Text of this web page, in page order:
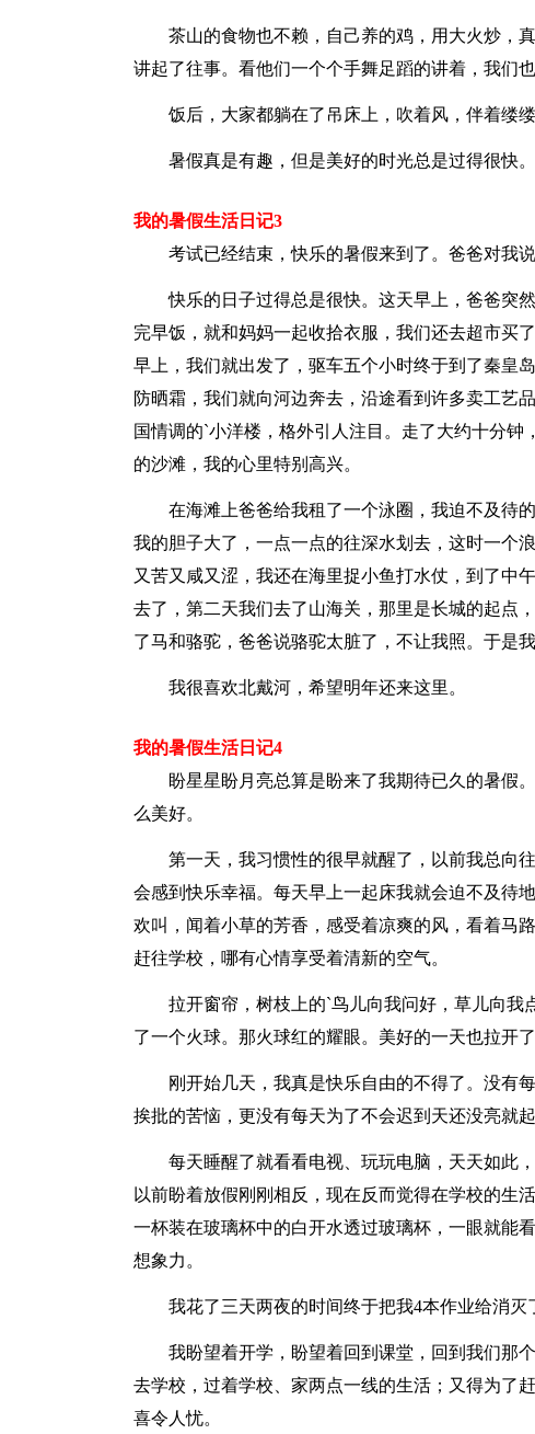
茶山的食物也不赖，自己养的鸡，用大火炒，真
讲起了往事。看他们一个个手舞足蹈的讲着，我们也
饭后，大家都躺在了吊床上，吹着风，伴着缕
暑假真是有趣，但是美好的时光总是过得很快。
我的暑假生活日记3
考试已经结束，快乐的暑假来到了。爸爸对我说
快乐的日子过得总是很快。这天早上，爸爸突
完早饭，就和妈妈一起收拾衣服，我们还去超市买
早上，我们就出发了，驱车五个小时终于到了秦皇
防晒霜，我们就向河边奔去，沿途看到许多卖工艺
国情调的`小洋楼，格外引人注目。走了大约十分
的沙滩，我的心里特别高兴。
在海滩上爸爸给我租了一个泳圈，我迫不及待的
我的胆子大了，一点一点的往深水划去，这时一个
又苦又咸又涩，我还在海里捉小鱼打水仗，到了中
去了，第二天我们去了山海关，那里是长城的起点
了马和骆驼，爸爸说骆驼太脏了，不让我照。于是
我很喜欢北戴河，希望明年还来这里。
我的暑假生活日记4
盼星星盼月亮总算是盼来了我期待已久的暑假。
么美好。
第一天，我习惯性的很早就醒了，以前我总向
会感到快乐幸福。每天早上一起床我就会迫不及待
欢叫，闻着小草的芳香，感受着凉爽的风，看着马
赶往学校，哪有心情享受着清新的空气。
拉开窗帘，树枝上的`鸟儿向我问好，草儿向我
了一个火球。那火球红的耀眼。美好的一天也拉开了
刚开始几天，我真是快乐自由的不得了。没有每
挨批的苦恼，更没有每天为了不会迟到天还没亮就
每天睡醒了就看看电视、玩玩电脑，天天如此
以前盼着放假刚刚相反，现在反而觉得在学校的生
一杯装在玻璃杯中的白开水透过玻璃杯，一眼就能
想象力。
我花了三天两夜的时间终于把我4本作业给消灭
我盼望着开学，盼望着回到课堂，回到我们那
去学校，过着学校、家两点一线的生活；又得为了
喜令人忧。